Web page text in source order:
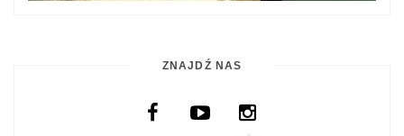
ZNAJDŹ NAS